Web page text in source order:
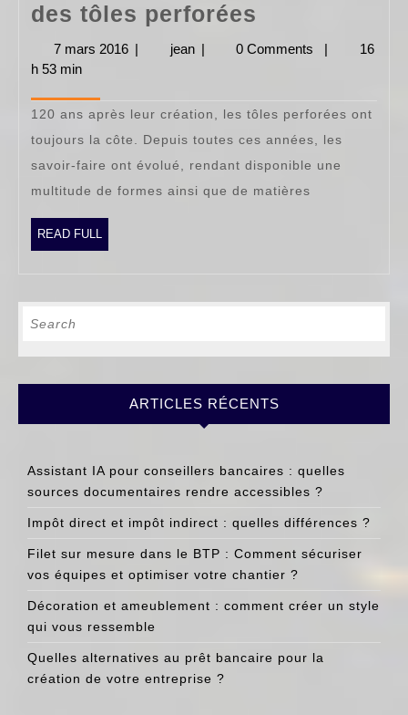
des tôles perforées
diverses
tôles
perforées
7 mars 2016 7| jean jean
| 0 Comments |
16
h 53 min
120 ans après leur création, les tôles perforées ont
toujours la côte. Depuis toutes ces années, les
savoir-faire ont évolué, rendant disponible une
multitude de formes ainsi que de matières
READ FULL
FULL
ARTICLES RÉCENTS
Assistant IA pour conseillers bancaires : quelles
sources documentaires rendre accessibles ?
Impôt direct et impôt indirect : quelles différences ?
Filet sur mesure dans le BTP : Comment sécuriser
vos équipes et optimiser votre chantier ?
Décoration et ameublement : comment créer un style
qui vous ressemble
Quelles alternatives au prêt bancaire pour la
création de votre entreprise ?